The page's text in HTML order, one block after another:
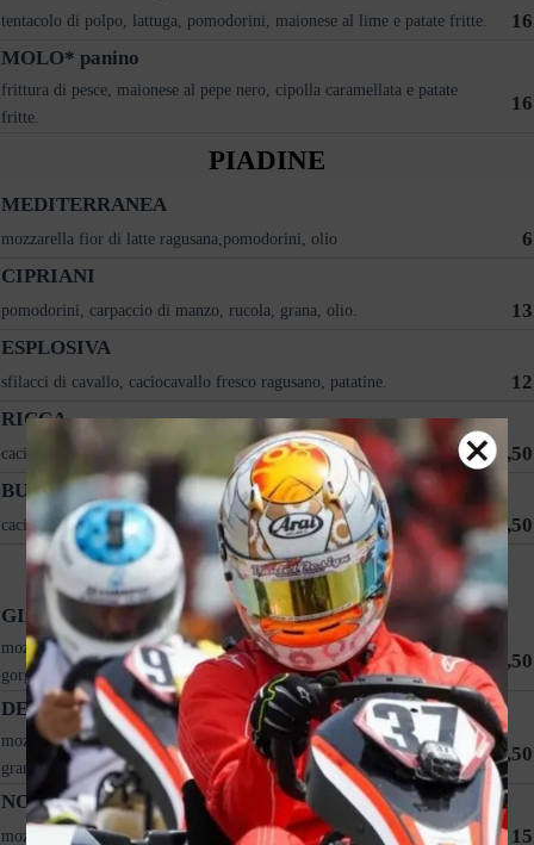
tentacolo di polpo, lattuga, pomodorini, maionese al lime e patate fritte.
16
MOLO* panino
frittura di pesce, maionese al pepe nero, cipolla caramellata e patate
fritte.
16
PIADINE
MEDITERRANEA
mozzarella fior di latte ragusana,pomodorini, olio
6
CIPRIANI
pomodorini, carpaccio di manzo, rucola, grana, olio.
13
ESPLOSIVA
sfilacci di cavallo, caciocavallo fresco ragusano, patatine.
12
RICCA
caciocavallo fresco ragusano, porchetta e patatine.
9,50
BUONGUSTAIO
caciocavallo fresco ragusano, prosciutto cotto, patatine. 9,50
PIADI-PIZZA
GIALLO POMODORO
mozzarella, vellutata di pomodoro giallo, carpaccio di bresaola e
gorgonzola.
16,50
DELICATA
mozzarella, mozzarella di bufala,pomodorini, olio evo e scaglie di
grana.
13,50
NOCCIOLATA
mozzarella, prosciutto crudo, granella di nocciole, rucola e olio.evo. 15